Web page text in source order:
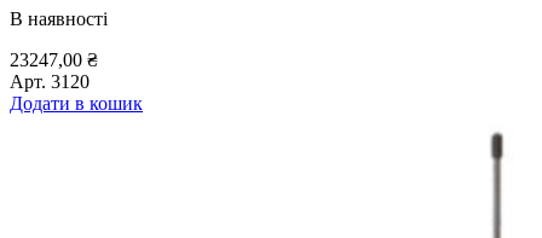
В наявності
23247,00 ₴
Арт. 3120
Додати в кошик